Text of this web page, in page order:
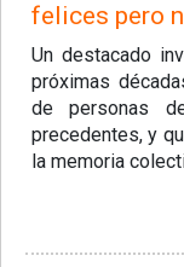
felices pero
Un destacado
próximas
de personas
precedentes, y
la memoria